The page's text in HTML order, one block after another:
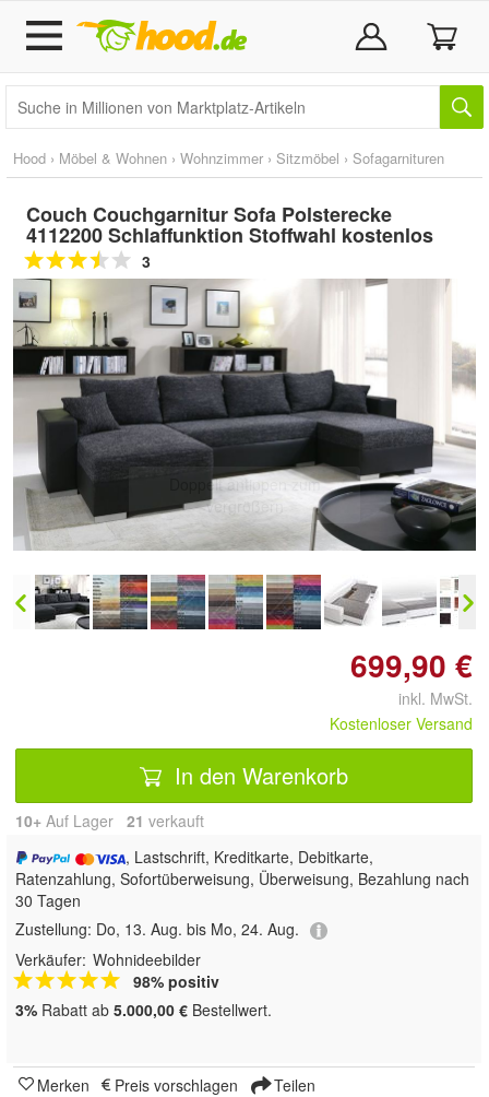
Hood › Möbel & Wohnen › Wohnzimmer › Sitzmöbel › Sofagarnituren
Couch Couchgarnitur Sofa Polsterecke
4112200 Schlaffunktion Stoffwahl kostenlos
3
Doppelt antippen zum
vergrößern
699,90 €
inkl. MwSt.
Kostenloser Versand
In den Warenkorb
10+ Auf Lager 21 verkauft
, Lastschrift, Kreditkarte, Debitkarte,
Ratenzahlung, Sofortüberweisung, Überweisung, Bezahlung nach
30 Tagen
Zustellung: Do, 13. Aug. bis Mo, 24. Aug.
Verkäufer: Wohnideebilder
98% positiv
3% Rabatt ab 5.000,00 € Bestellwert.
Merken Preis vorschlagen Teilen